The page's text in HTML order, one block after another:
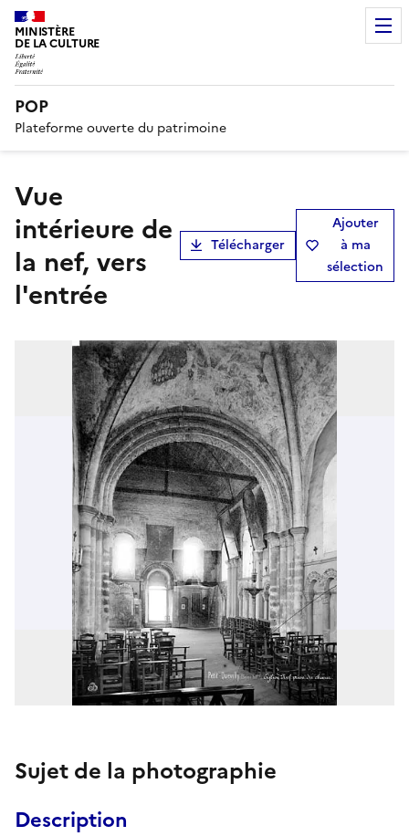
MINISTÈRE
DE LA CULTURE
POP
Plateforme ouverte du patrimoine
Vue
intérieure de
la nef, vers
l'entrée
Télécharger
Ajouter
à ma
sélection
Sujet de la photographie
Description